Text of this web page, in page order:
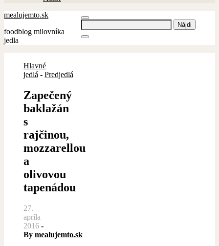
Hľadať:
mealujemto.sk
foodblog milovníka
jedla
Hlavné
jedlá - Predjedlá
Zapečený
baklažán
s
rajčinou,
mozzarellou
a
olivovou
tapenádou
27.
apríla
2016 -
By mealujemto.sk